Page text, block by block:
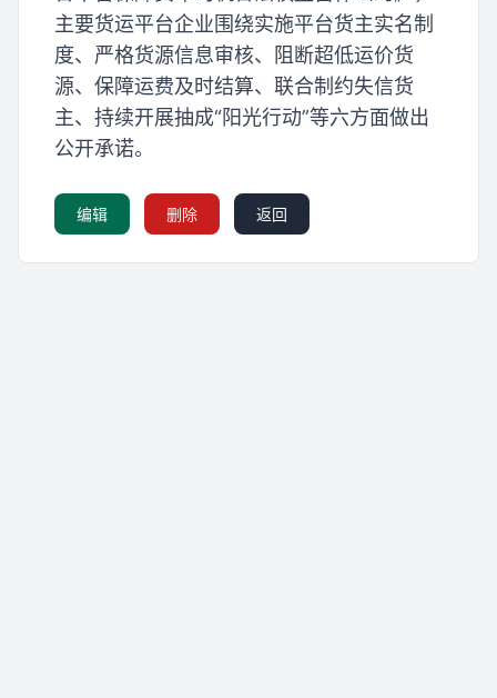
主要货运平台企业围绕实施平台货主实名制
度、严格货源信息审核、阻断超低运价货
源、保障运费及时结算、联合制约失信货
主、持续开展抽成“阳光行动”等六方面做出
公开承诺。
编辑 删除 返回